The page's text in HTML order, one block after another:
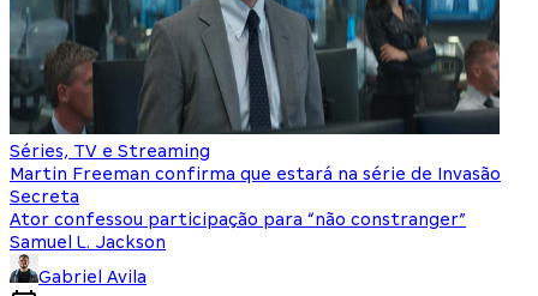
Séries, TV e Streaming
Martin Freeman confirma que estará na série de Invasão
Secreta
Ator confessou participação para “não constranger”
Samuel L. Jackson
Gabriel Avila